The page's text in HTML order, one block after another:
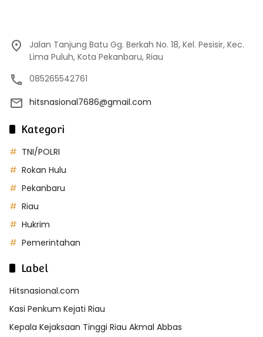
Jalan Tanjung Batu Gg. Berkah No. 18, Kel. Pesisir, Kec.
Lima Puluh, Kota Pekanbaru, Riau
085265542761
hitsnasional7686@gmail.com
Kategori
TNI/POLRI
Rokan Hulu
Pekanbaru
Riau
Hukrim
Pemerintahan
Label
Hitsnasional.com
Kasi Penkum Kejati Riau
Kepala Kejaksaan Tinggi Riau Akmal Abbas